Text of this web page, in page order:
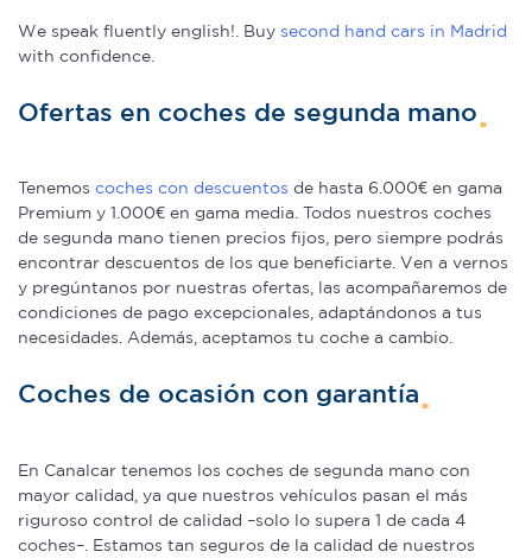
We speak fluently english!. Buy second hand cars in Madrid
with confidence.
Ofertas en coches de segunda mano
Tenemos coches con descuentos de hasta 6.000€ en gama
Premium y 1.000€ en gama media. Todos nuestros coches
de segunda mano tienen precios fijos, pero siempre podrás
encontrar descuentos de los que beneficiarte. Ven a vernos
y pregúntanos por nuestras ofertas, las acompañaremos de
condiciones de pago excepcionales, adaptándonos a tus
necesidades. Además, aceptamos tu coche a cambio.
Coches de ocasión con garantía
En Canalcar tenemos los coches de segunda mano con
mayor calidad, ya que nuestros vehículos pasan el más
riguroso control de calidad –solo lo supera 1 de cada 4
coches–. Estamos tan seguros de la calidad de nuestros